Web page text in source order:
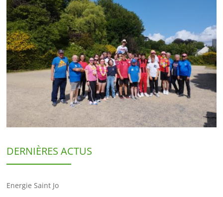
DERNIÈRES ACTUS
Energie Saint Jo